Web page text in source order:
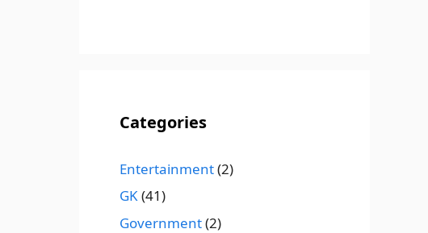
Categories
Entertainment(2)
GK(41)
Government(2)